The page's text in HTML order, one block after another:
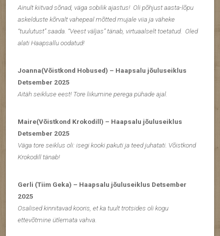
Ainult kiitvad sõnad, väga sobilik ajastus! Oli põhjust aasta-lõpu
askelduste kõrvalt vahepeal mõtted mujale viia ja väheke
“tuulutust” saada. “Veest väljas” tänab, virtuaalselt toetatud. Oled
alati Haapsallu oodatud!
Joanna(Võistkond Hobused) – Haapsalu jõuluseiklus
Detsember 2025
Aitäh seikluse eest! Tore liikumine perega pühade ajal.
Maire(Võistkond Krokodill) – Haapsalu jõuluseiklus
Detsember 2025
Väga tore seiklus oli: isegi kooki pakuti ja teed juhatati. Võistkond
Krokodill tänab!
Gerli (Tiim Geka) – Haapsalu jõuluseiklus Detsember
2025
Osalised kinnitavad kooris, et ka tuult trotsides oli kogu
ettevõtmine ütlemata vahva.